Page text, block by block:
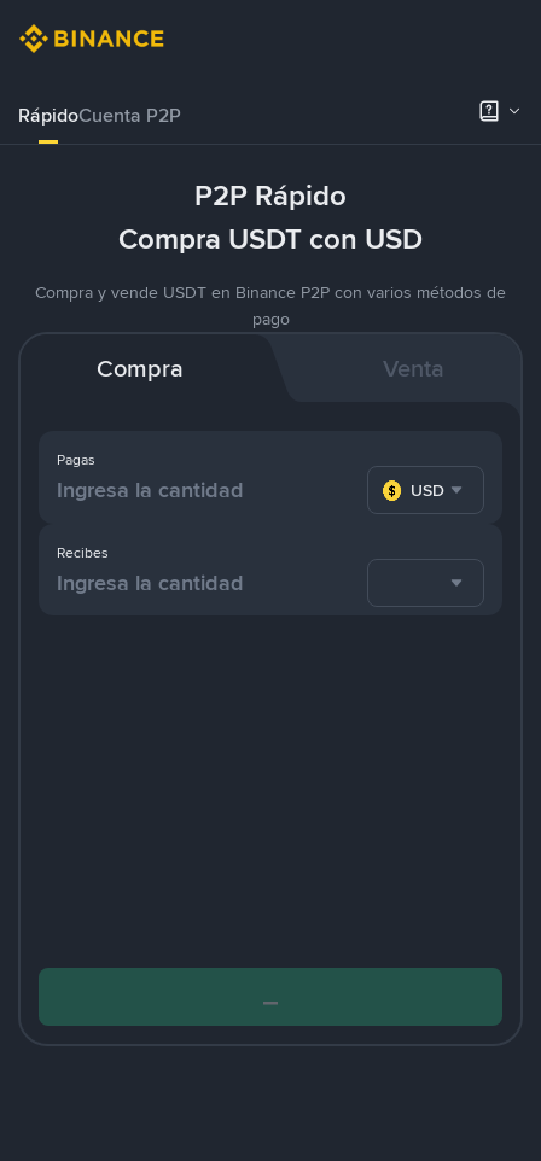
RápidoCuenta P2P
P2P Rápido
Compra USDT con USD
Compra y vende USDT en Binance P2P con varios métodos de
pago
Compra Venta
Pagas
USD
Recibes